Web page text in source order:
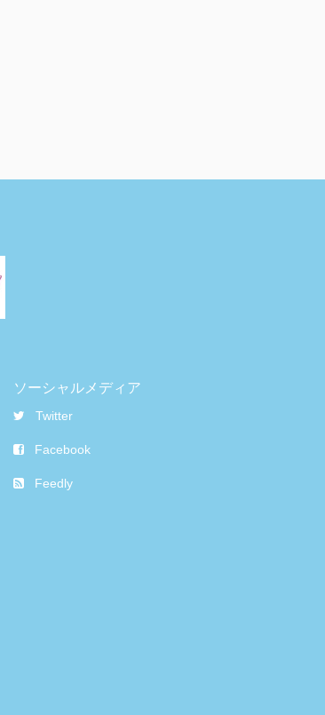
ソーシャルメディア
Twitter
Facebook
Feedly